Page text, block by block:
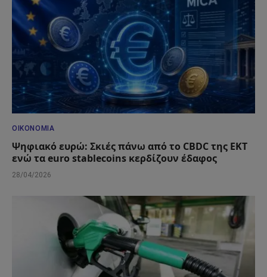
ΟΙΚΟΝΟΜΊΑ
Ψηφιακό ευρώ: Σκιές πάνω από το CBDC της ΕΚΤ
ενώ τα euro stablecoins κερδίζουν έδαφος
28/04/2026